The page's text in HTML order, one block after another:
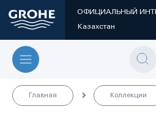
ОФИЦИАЛЬНЫЙ
Казахстан
Главная Коллекции